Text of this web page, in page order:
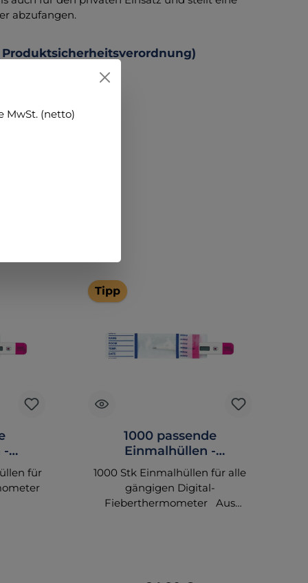
abzufangen.
-
für
Tipp
1000 passende
Einmalhüllen -
Schutzhüllen für digitale
Fieberthermometer
1000 Stk Einmalhüllen für alle
gängigen Digital-
Fieberthermometer Aus
MwSt. (netto)